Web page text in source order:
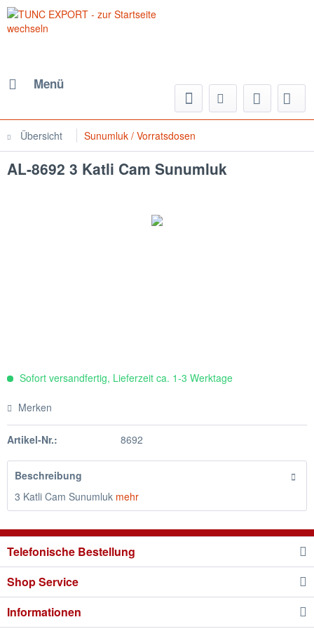
Menü
Übersicht Sunumluk / Vorratsdosen
AL-8692 3 Katli Cam Sunumluk
Sofort versandfertig, Lieferzeit ca. 1-3 Werktage
Merken
Artikel-Nr.: 8692
Beschreibung
3 Katli Cam Sunumluk mehr
Telefonische Bestellung
Shop Service
Informationen